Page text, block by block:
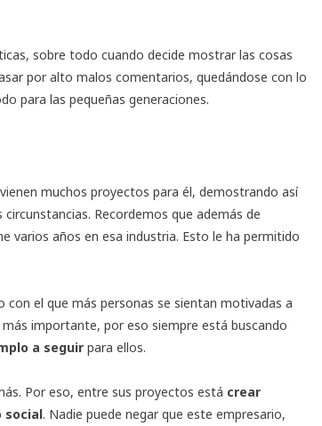
sobre todo cuando decide mostrar las cosas
por alto malos comentarios, quedándose con lo
para las pequeñas generaciones.
muchos proyectos para él, demostrando así
Recordemos que además de
varios años en esa industria. Esto le ha permitido
con el que más personas se sientan motivadas a
importante, por eso siempre está buscando
a seguir para ellos.
Por eso, entre sus proyectos está crear
social. Nadie puede negar que este empresario,